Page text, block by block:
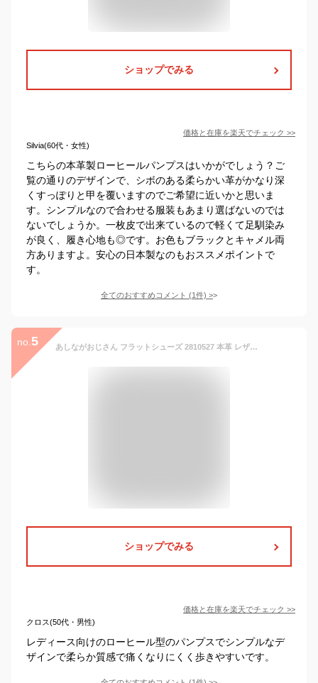
ショップでみる
価格と在庫を楽天でチェック >>
Silvia(60代・女性)
こちらの本革製ローヒールパンプスはいかがでしょう？ご
覧の通りのデザインで、シボのある柔らかい革がかなり深
くすっぽりと甲を覆いますのでご希望に近いかと思いま
す。シンプルなので合わせる服装もあまり選ばないのでは
ないでしょうか。一枚皮で出来ているので軽くて足馴染み
が良く、履き心地も◎です。お色もブラックとキャメル両
方ありますよ。安心の日本製なのもおススメポイントで
す。
全てのおすすめコメント (1件) >
no. 5 あしながおじさん フラットシューズ 2810527 本革 レザー フラットパンプス ローヒール ブラック 黒 レディース 靴 歩きやすい 痛くない 【あす楽対応】
ショップでみる
価格と在庫を楽天でチェック >>
クロス(50代・男性)
レディース向けのローヒール型のパンプスでシンプルなデ
ザインで柔らか質感で痛くなりにくく歩きやすいです。